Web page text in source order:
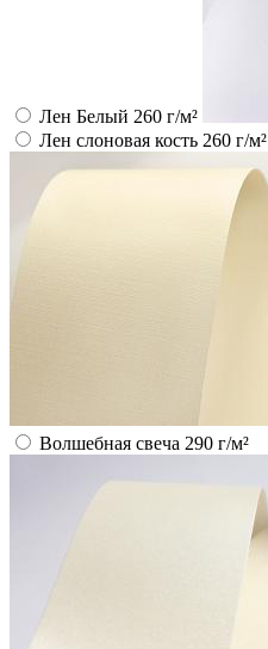
Лен Белый 260 г/м²
Лен слоновая кость 260 г/м²
Волшебная свеча 290 г/м²